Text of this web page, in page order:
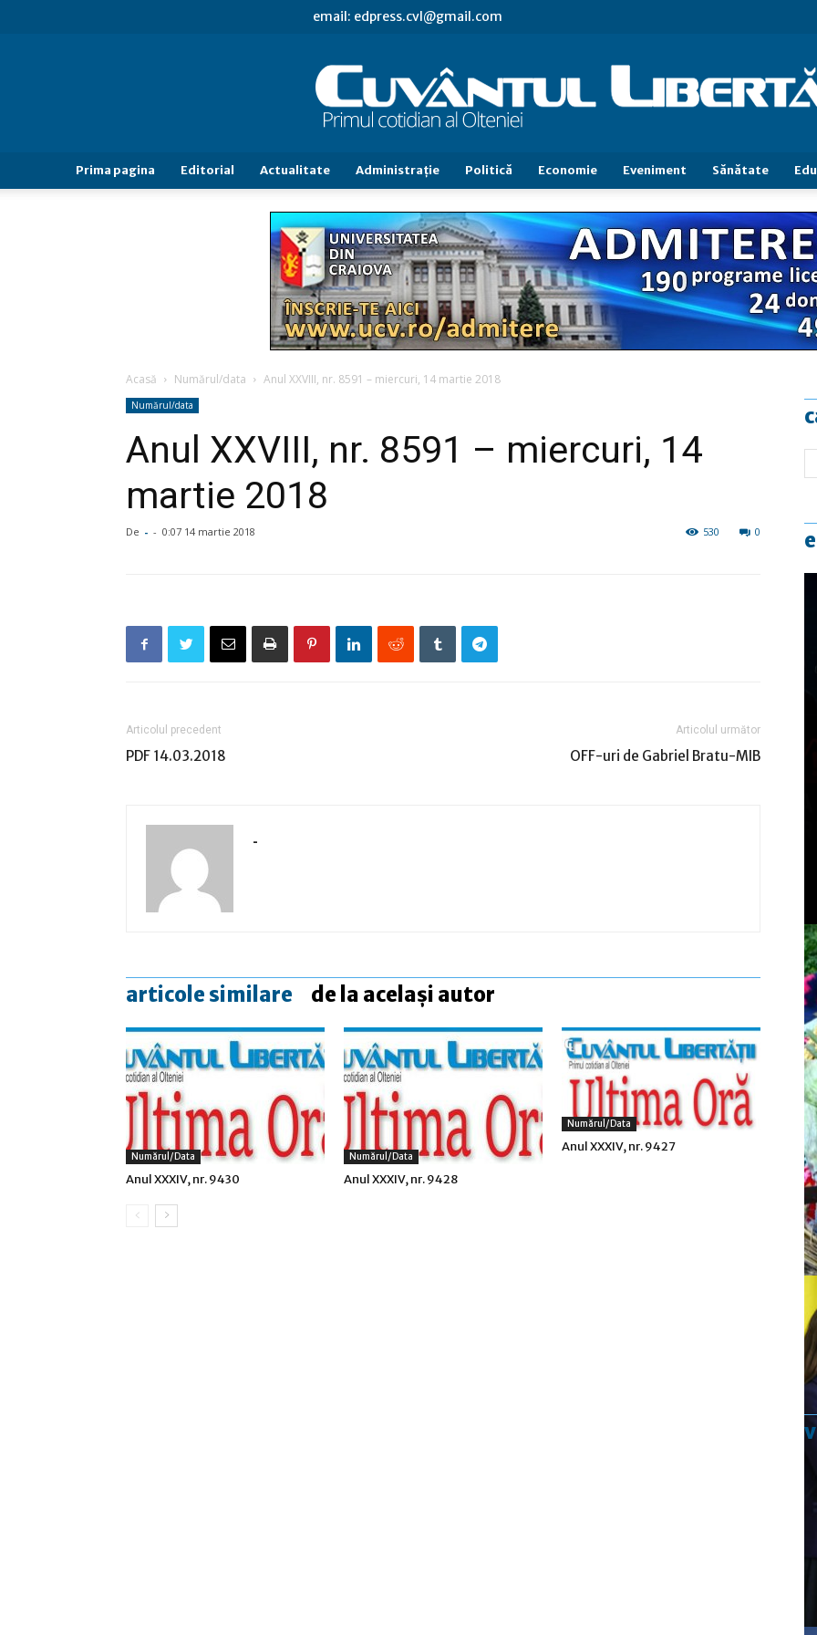
email: edpress.cvl@gmail.com
Cuvântul
Libertăţii
Prima pagina Editorial Actualitate Administraţie Politică Economie Eveniment Sănătate
Acasă Numărul/data Anul XXVIII, nr. 8591 – miercuri, 14 martie 2018
Numărul/data
Anul XXVIII, nr. 8591 – miercuri, 14
martie 2018
De - - 0:07 14 martie 2018 0
530
Articolul precedent
PDF 14.03.2018
Articolul următor
OFF-uri de Gabriel Bratu-MIB
-
articole similare de la același autor
Numărul/data
Anul XXXIV, nr. 9430
Numărul/data
Anul XXXIV, nr. 9428
Numărul/data
Anul XXXIV, nr. 9427